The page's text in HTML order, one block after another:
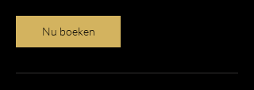
Nu boeken